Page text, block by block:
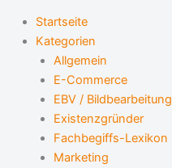
Startseite
Kategorien
Allgemein
E-Commerce
EBV / Bildbearbeitung
Existenzgründer
Fachbegiffs-Lexikon
Marketing